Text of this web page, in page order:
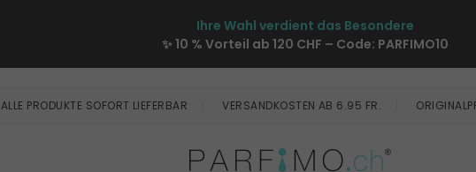
Ihre Wahl verdient das Besondere
✨ 10 % Vorteil ab 120 CHF – Code: PARFIMO10
ALLE PRODUKTE SOFORT LIEFERBAR VERSANDKOSTEN AB 6.95 FR.